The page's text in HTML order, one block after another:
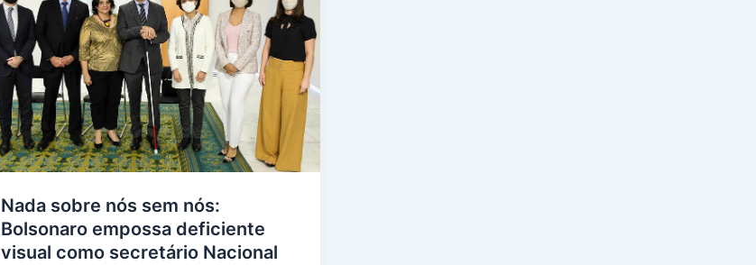
Nada sobre nós sem nós:
Bolsonaro empossa deficiente
visual como secretário Nacional